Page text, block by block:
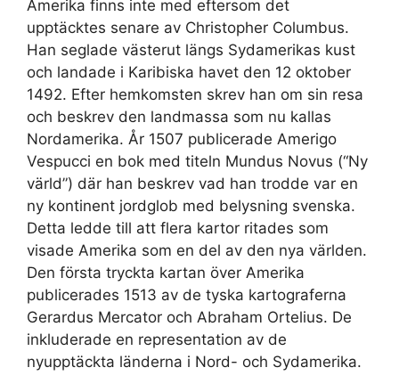
Amerika finns inte med eftersom det
upptäcktes senare av Christopher Columbus.
Han seglade västerut längs Sydamerikas kust
och landade i Karibiska havet den 12 oktober
1492. Efter hemkomsten skrev han om sin resa
och beskrev den landmassa som nu kallas
Nordamerika. År 1507 publicerade Amerigo
Vespucci en bok med titeln Mundus Novus (“Ny
värld”) där han beskrev vad han trodde var en
ny kontinent jordglob med belysning svenska.
Detta ledde till att flera kartor ritades som
visade Amerika som en del av den nya världen.
Den första tryckta kartan över Amerika
publicerades 1513 av de tyska kartograferna
Gerardus Mercator och Abraham Ortelius. De
inkluderade en representation av de
nyupptäckta länderna i Nord- och Sydamerika.